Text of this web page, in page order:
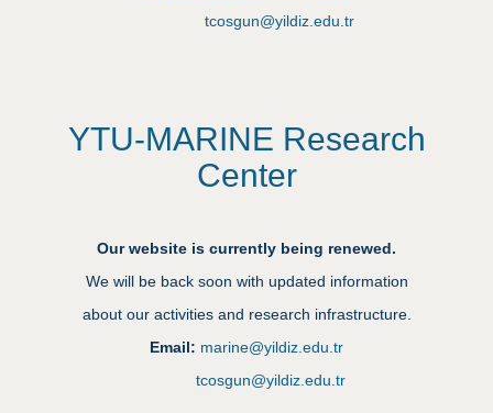
tcosgun@yildiz.edu.tr
YTU-MARINE Research
Center
Our website is currently being renewed.
We will be back soon with updated information
about our activities and research infrastructure.
Email: marine@yildiz.edu.tr
tcosgun@yildiz.edu.tr